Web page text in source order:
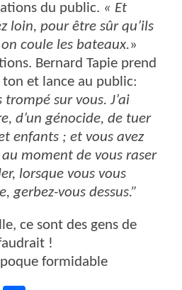
du public. « Et
loin, pour être sûr qu’ils
coule les bateaux.»
Bernard Tapie prend
et lance au public:
trompé sur vous. J’ai
d’un génocide, de tuer
enfants ; et vous avez
moment de vous raser
lorsque vous vous
gerbez-vous dessus.”
ce sont des gens de
!
formidable